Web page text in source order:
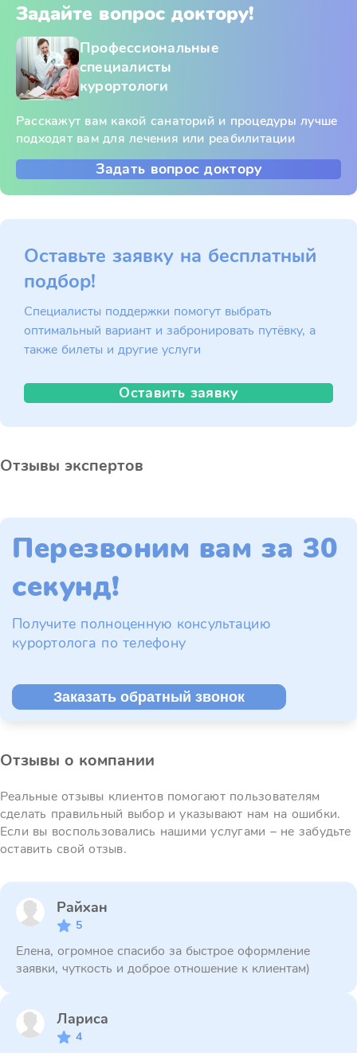
Задайте вопрос доктору!
Профессиональные
специалисты
курортологи
Расскажут вам какой санаторий и процедуры лучше
подходят вам для лечения или реабилитации
Задать вопрос доктору
Оставьте заявку на бесплатный
подбор!
Специалисты поддержки помогут выбрать
оптимальный вариант и забронировать путёвку, а
также билеты и другие услуги
Оставить заявку
Отзывы экспертов
Перезвоним вам за 30
секунд!
Получите полноценную консультацию
курортолога по телефону
Заказать обратный звонок
Отзывы о компании
Реальные отзывы клиентов помогают пользователям
сделать правильный выбор и указывают нам на ошибки.
Если вы воспользовались нашими услугами – не забудьте
оставить свой отзыв.
Райхан
5
Елена, огромное спасибо за быстрое оформление
заявки, чуткость и доброе отношение к клиентам)
Лариса
4